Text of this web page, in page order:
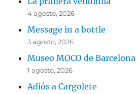
4 agosto, 2026
Message in a bottle
3 agosto, 2026
Museo MOCO de Barcelona
1 agosto, 2026
Adiós a Cargolete